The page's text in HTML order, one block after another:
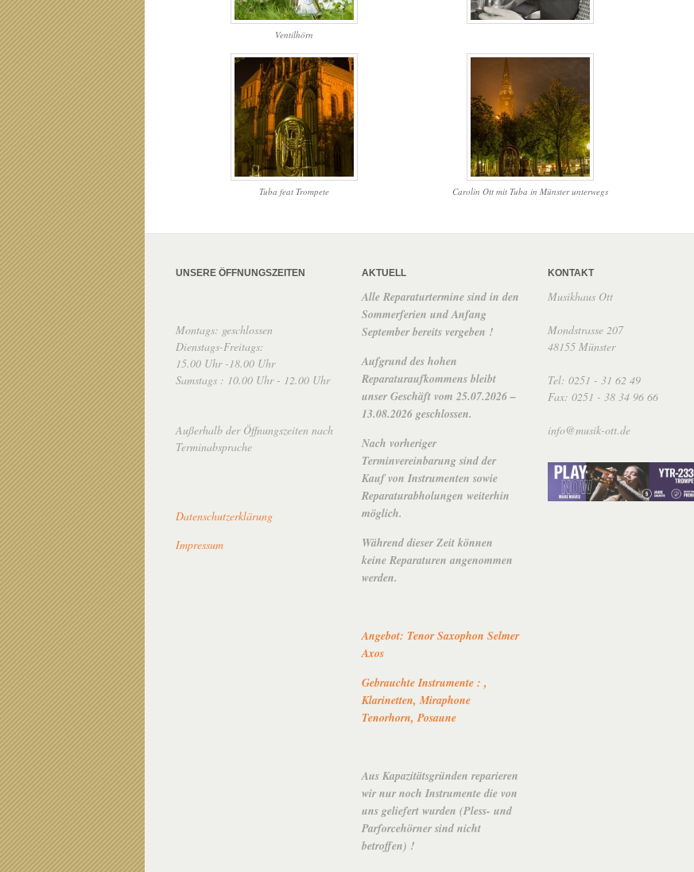
Ventilhörn
Tuba feat Trompete Carolin Ott mit Tuba in Münster unterwegs
UNSERE ÖFFNUNGSZEITEN
Montags: geschlossen
Dienstags-Freitags:
15.00 Uhr -18.00 Uhr
Samstags : 10.00 Uhr - 12.00 Uhr
Außerhalb der Öffnungszeiten nach
Terminabsprache
Datenschutzerklärung
Impressum
AKTUELL
Alle Reparaturtermine sind in den
Sommerferien und Anfang
September bereits vergeben !
Aufgrund des hohen
Reparaturaufkommens bleibt
unser Geschäft vom 25.07.2026 –
13.08.2026 geschlossen.
Nach vorheriger
Terminvereinbarung sind der
Kauf von Instrumenten sowie
Reparaturabholungen weiterhin
möglich.
Während dieser Zeit können
keine Reparaturen angenommen
werden.
Angebot: Tenor Saxophon Selmer
Axos
Gebrauchte Instrumente : ,
Klarinetten, Miraphone
Tenorhorn, Posaune
Aus Kapazitätsgründen reparieren
wir nur noch Instrumente die von
uns geliefert wurden (Pless- und
Parforcehörner sind nicht
betroffen) !
KONTAKT
Musikhaus Ott
Mondstrasse 207
48155 Münster
Tel: 0251 - 31 62 49
Fax: 0251 - 38 34 96 66
info@musik-ott.de